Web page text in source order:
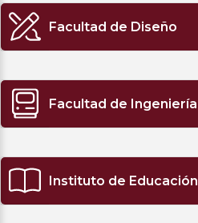
Facultad de Diseño
Facultad de Ingeniería
Instituto de Educación